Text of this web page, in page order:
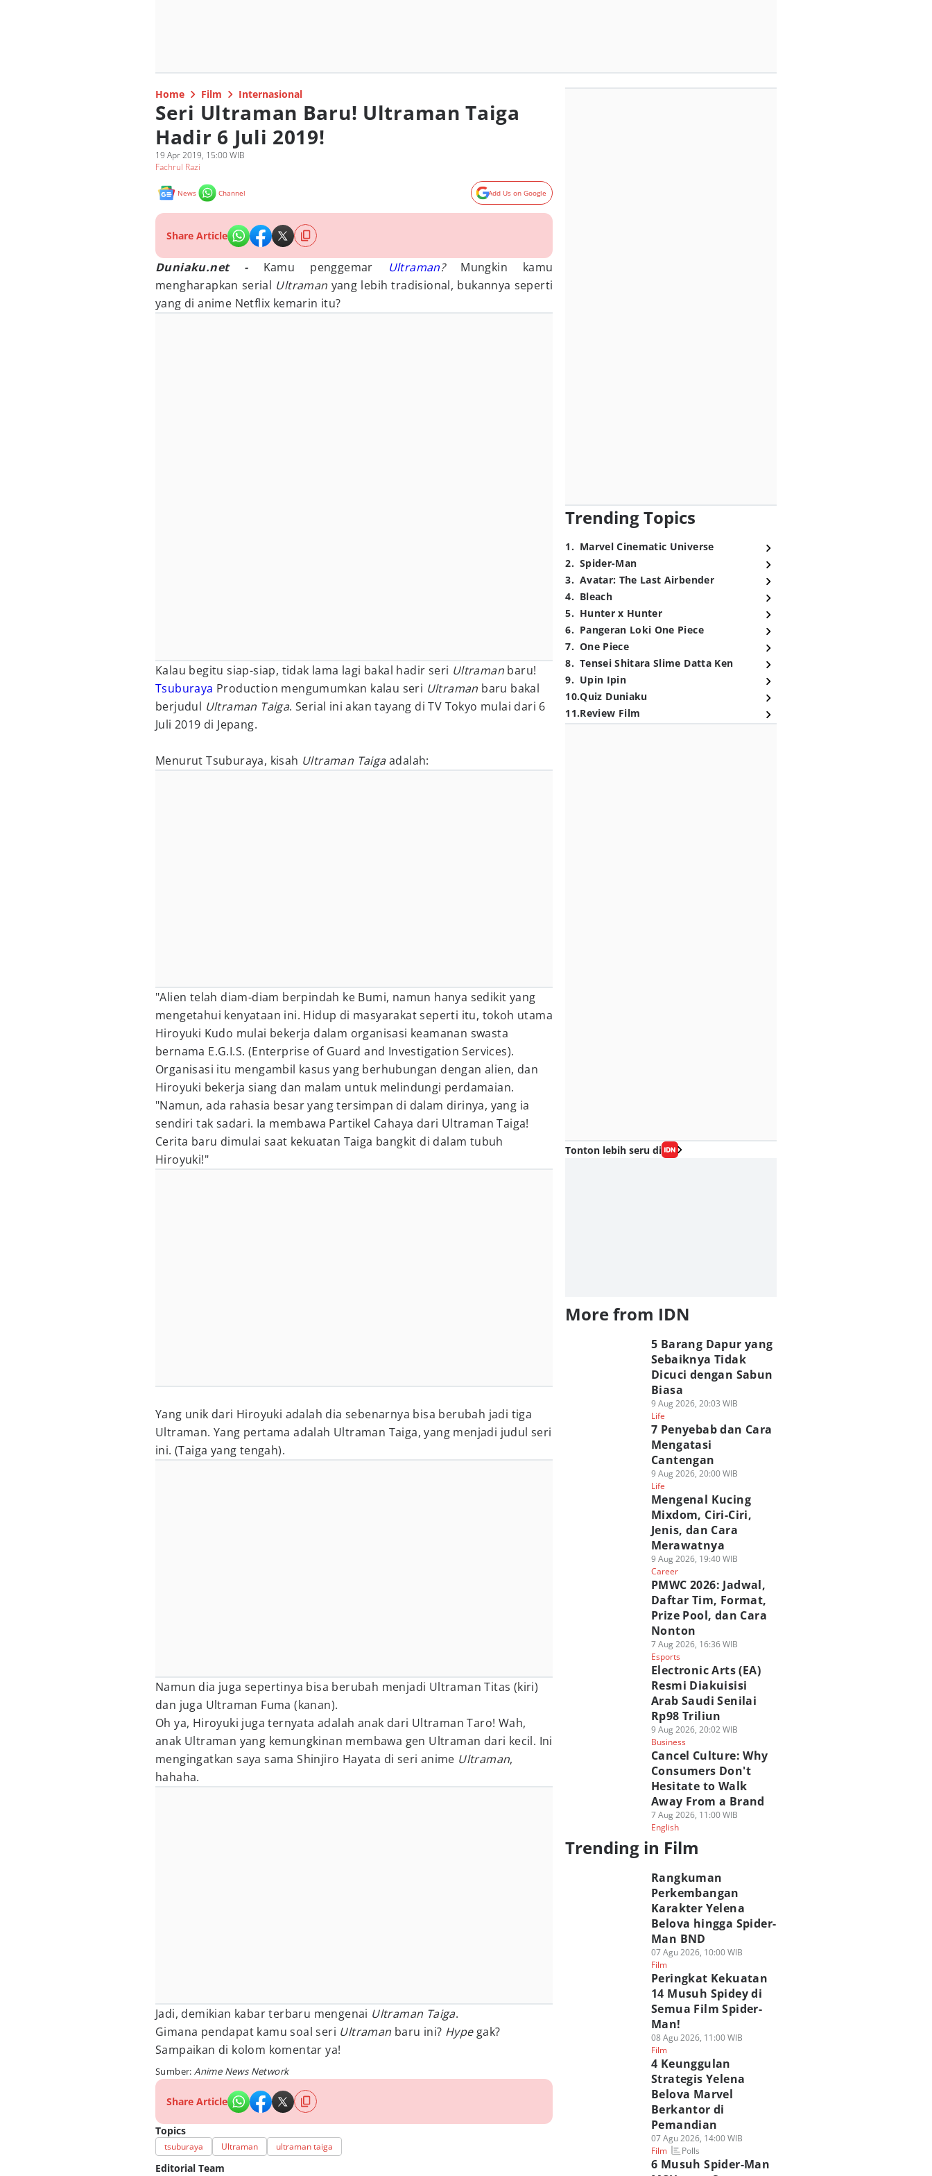
Home Film Internasional
Seri Ultraman Baru! Ultraman Taiga
Hadir 6 Juli 2019!
19 Apr 2019, 15:00 WIB
Fachrul Razi
News Channel Add Us on Google
Share Article
Duniaku.net - Kamu penggemar Ultraman? Mungkin kamu
mengharapkan serial Ultraman yang lebih tradisional, bukannya seperti
yang di anime Netflix kemarin itu?
Kalau begitu siap-siap, tidak lama lagi bakal hadir seri Ultraman baru!
Tsuburaya Production mengumumkan kalau seri Ultraman baru bakal
berjudul Ultraman Taiga. Serial ini akan tayang di TV Tokyo mulai dari 6
Juli 2019 di Jepang.
Menurut Tsuburaya, kisah Ultraman Taigaadalah:
"Alien telah diam-diam berpindah ke Bumi, namun hanya sedikit yang
mengetahui kenyataan ini. Hidup di masyarakat seperti itu, tokoh utama
Hiroyuki Kudo mulai bekerja dalam organisasi keamanan swasta
bernama E.G.I.S. (Enterprise of Guard and Investigation Services).
Organisasi itu mengambil kasus yang berhubungan dengan alien, dan
Hiroyuki bekerja siang dan malam untuk melindungi perdamaian.
"Namun, ada rahasia besar yang tersimpan di dalam dirinya, yang ia
sendiri tak sadari. Ia membawa Partikel Cahaya dari Ultraman Taiga!
Cerita baru dimulai saat kekuatan Taiga bangkit di dalam tubuh
Hiroyuki!"
Yang unik dari Hiroyuki adalah dia sebenarnya bisa berubah jadi tiga
Ultraman. Yang pertama adalah Ultraman Taiga, yang menjadi judul seri
ini. (Taiga yang tengah).
Namun dia juga sepertinya bisa berubah menjadi Ultraman Titas (kiri)
dan juga Ultraman Fuma (kanan).
Oh ya, Hiroyuki juga ternyata adalah anak dari Ultraman Taro! Wah,
anak Ultraman yang kemungkinan membawa gen Ultraman dari kecil. Ini
mengingatkan saya sama Shinjiro Hayata di seri anime Ultraman,
hahaha.
Jadi, demikian kabar terbaru mengenai Ultraman Taiga.
Gimana pendapat kamu soal seri Ultraman baru ini? Hype gak?
Sampaikan di kolom komentar ya!
Sumber:Anime News Network
Share Article
Topics
tsuburaya Ultraman ultraman taiga
Editorial Team
Trending Topics
1. Marvel Cinematic Universe
2. Spider-Man
3. Avatar: The Last Airbender
4. Bleach
5. Hunter x Hunter
6. Pangeran Loki One Piece
7. One Piece
8. Tensei Shitara Slime Datta Ken
9. Upin Ipin
10.Quiz Duniaku
11.Review Film
Tonton lebih seru di
More from IDN
5 Barang Dapur yang
Sebaiknya Tidak
Dicuci dengan Sabun
Biasa
9 Aug 2026, 20:03 WIB
Life
7 Penyebab dan Cara
Mengatasi
Cantengan
9 Aug 2026, 20:00 WIB
Life
Mengenal Kucing
Mixdom, Ciri-Ciri,
Jenis, dan Cara
Merawatnya
9 Aug 2026, 19:40 WIB
Career
PMWC 2026: Jadwal,
Daftar Tim, Format,
Prize Pool, dan Cara
Nonton
7 Aug 2026, 16:36 WIB
Esports
Electronic Arts (EA)
Resmi Diakuisisi
Arab Saudi Senilai
Rp98 Triliun
9 Aug 2026, 20:02 WIB
Business
Cancel Culture: Why
Consumers Don't
Hesitate to Walk
Away From a Brand
7 Aug 2026, 11:00 WIB
English
Trending in Film
Rangkuman
Perkembangan
Karakter Yelena
Belova hingga Spider-
Man BND
07 Agu 2026, 10:00 WIB
Film
Peringkat Kekuatan
14 Musuh Spidey di
Semua Film Spider-
Man!
08 Agu 2026, 11:00 WIB
Film
4 Keunggulan
Strategis Yelena
Belova Marvel
Berkantor di
Pemandian
07 Agu 2026, 14:00 WIB
Film
Polls
6 Musuh Spider-Man